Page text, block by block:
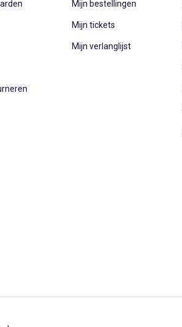
Mijn bestellingen
Mijn tickets
Mijn verlanglijst